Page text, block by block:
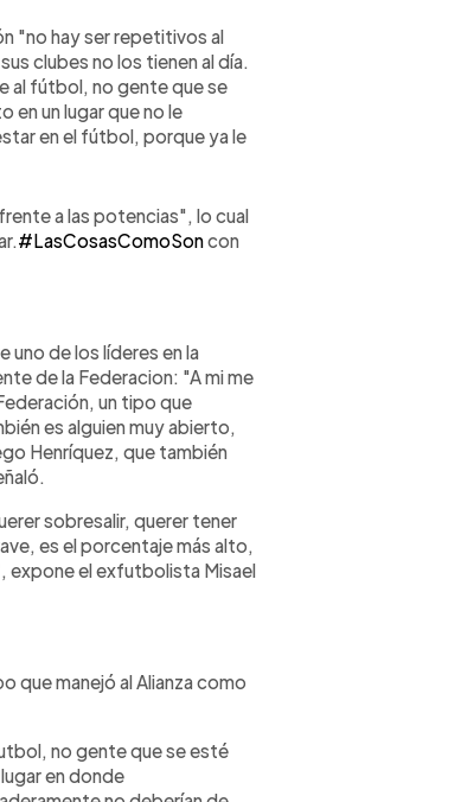
"no hay ser repetitivos al
clubes no los tienen al día.
al fútbol, no gente que se
en un lugar que no le
en el fútbol, porque ya le
a las potencias", lo cual
#LasCosasComoSoncon
uno de los líderes en la
de la Federacion: "A mi me
un tipo que
es alguien muy abierto,
Henríquez, que también
sobresalir, querer tener
es el porcentaje más alto,
expone el exfutbolista Misael
que manejó al Alianza como
no gente que se esté
en donde